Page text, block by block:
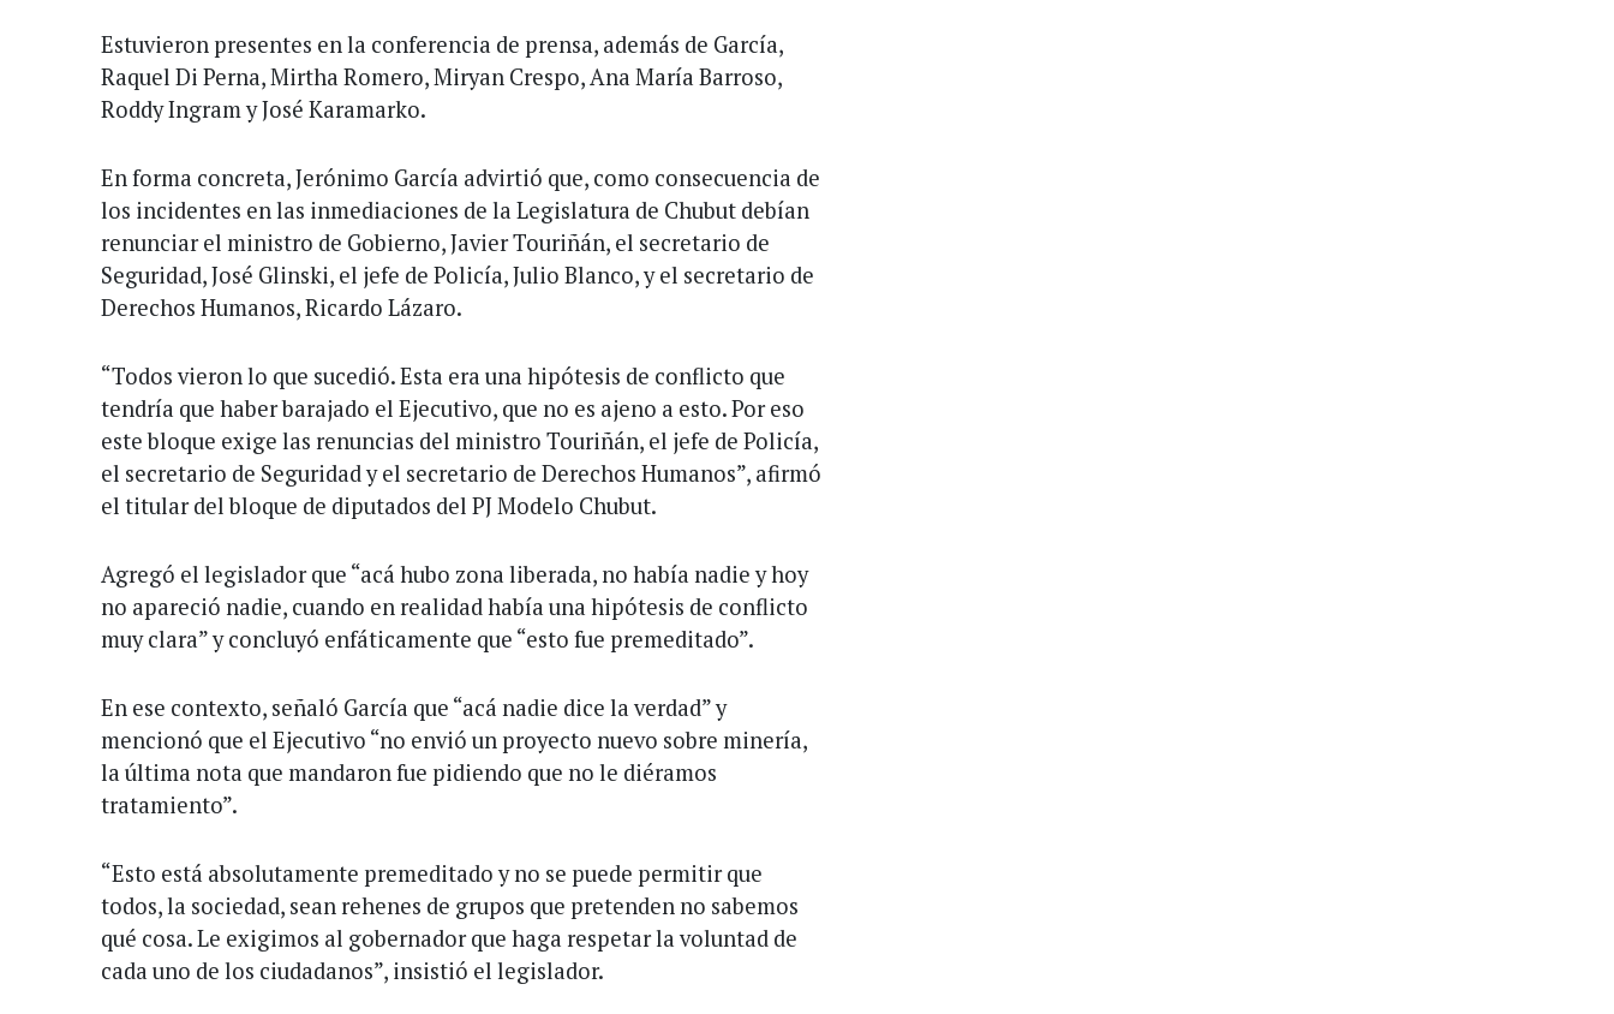
Estuvieron presentes en la conferencia de prensa, además de García,
Raquel Di Perna, Mirtha Romero, Miryan Crespo, Ana María Barroso,
Roddy Ingram y José Karamarko.
En forma concreta, Jerónimo García advirtió que, como consecuencia de
los incidentes en las inmediaciones de la Legislatura de Chubut debían
renunciar el ministro de Gobierno, Javier Touriñán, el secretario de
Seguridad, José Glinski, el jefe de Policía, Julio Blanco, y el secretario de
Derechos Humanos, Ricardo Lázaro.
“Todos vieron lo que sucedió. Esta era una hipótesis de conflicto que
tendría que haber barajado el Ejecutivo, que no es ajeno a esto. Por eso
este bloque exige las renuncias del ministro Touriñán, el jefe de Policía,
el secretario de Seguridad y el secretario de Derechos Humanos”, afirmó
el titular del bloque de diputados del PJ Modelo Chubut.
Agregó el legislador que “acá hubo zona liberada, no había nadie y hoy
no apareció nadie, cuando en realidad había una hipótesis de conflicto
muy clara” y concluyó enfáticamente que “esto fue premeditado”.
En ese contexto, señaló García que “acá nadie dice la verdad” y
mencionó que el Ejecutivo “no envió un proyecto nuevo sobre minería,
la última nota que mandaron fue pidiendo que no le diéramos
tratamiento”.
“Esto está absolutamente premeditado y no se puede permitir que
todos, la sociedad, sean rehenes de grupos que pretenden no sabemos
qué cosa. Le exigimos al gobernador que haga respetar la voluntad de
cada uno de los ciudadanos”, insistió el legislador.